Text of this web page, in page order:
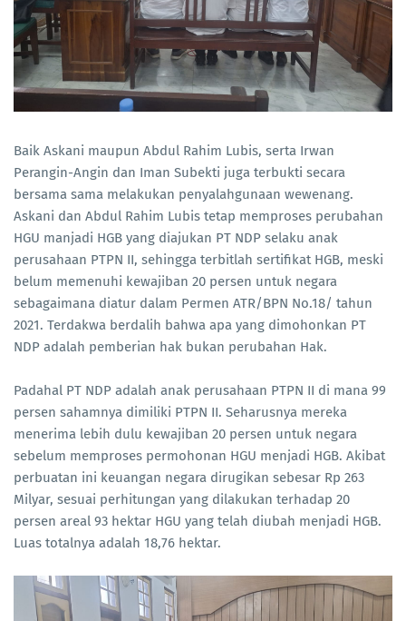
Baik Askani maupun Abdul Rahim Lubis, serta Irwan
Perangin-Angin dan Iman Subekti juga terbukti secara
bersama sama melakukan penyalahgunaan wewenang.
Askani dan Abdul Rahim Lubis tetap memproses perubahan
HGU manjadi HGB yang diajukan PT NDP selaku anak
perusahaan PTPN II, sehingga terbitlah sertifikat HGB, meski
belum memenuhi kewajiban 20 persen untuk negara
sebagaimana diatur dalam Permen ATR/BPN No.18/ tahun
2021. Terdakwa berdalih bahwa apa yang dimohonkan PT
NDP adalah pemberian hak bukan perubahan Hak.
Padahal PT NDP adalah anak perusahaan PTPN II di mana 99
persen sahamnya dimiliki PTPN II. Seharusnya mereka
menerima lebih dulu kewajiban 20 persen untuk negara
sebelum memproses permohonan HGU menjadi HGB. Akibat
perbuatan ini keuangan negara dirugikan sebesar Rp 263
Milyar, sesuai perhitungan yang dilakukan terhadap 20
persen areal 93 hektar HGU yang telah diubah menjadi HGB.
Luas totalnya adalah 18,76 hektar.